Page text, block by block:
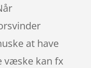
at have
væske kan fx